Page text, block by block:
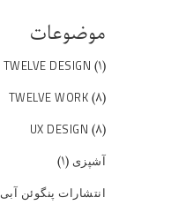
موضوعات
TWELVE DESIGN (۱)
TWELVE WORK (۸)
UX DESIGN (۸)
آشپزی (۱)
انتشارات پنگوئن آبی